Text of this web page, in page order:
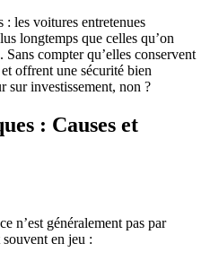
: les voitures entretenues
longtemps que celles qu’on
compter qu’elles conservent
offrent une sécurité bien
sur investissement, non ?
: Causes et
n’est généralement pas par
en jeu :